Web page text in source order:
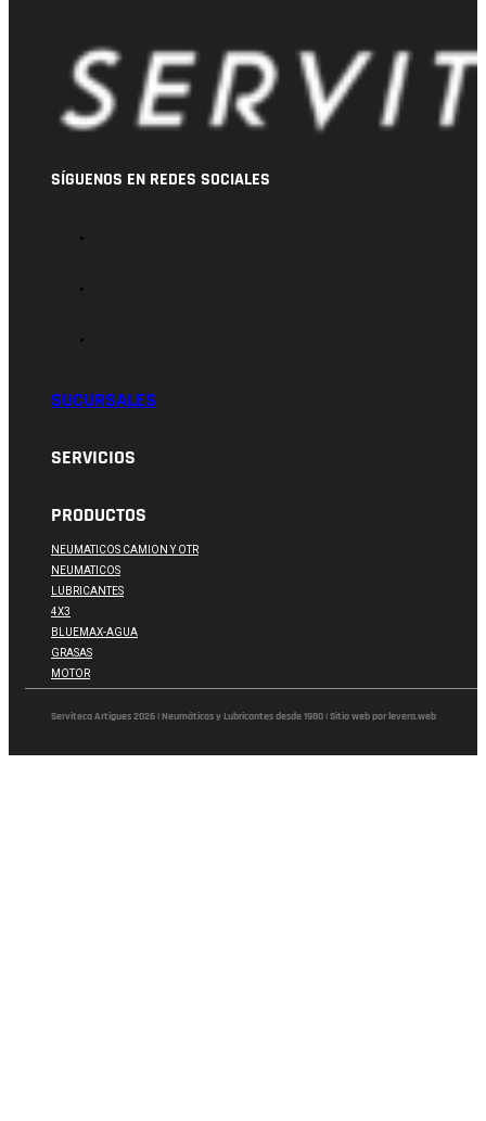
SÍGUENOS EN REDES SOCIALES
SUCURSALES
SERVICIOS
PRODUCTOS
NEUMATICOS CAMION Y OTR
NEUMATICOS
LUBRICANTES
4X3
BLUEMAX-AGUA
GRASAS
MOTOR
Serviteca Artigues 2026 | Neumáticos y Lubricantes desde 1980 | Sitio web por levera.web